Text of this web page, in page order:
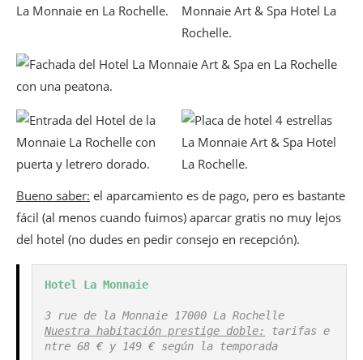
Bueno saber: el aparcamiento es de pago, pero es bastante
fácil (al menos cuando fuimos) aparcar gratis no muy lejos
del hotel (no dudes en pedir consejo en recepción).
Hotel La Monnaie
3 rue de la Monnaie 17000 La Rochelle
Nuestra habitación prestige doble:
tarifas e
ntre 68 € y 149 € según la temporada